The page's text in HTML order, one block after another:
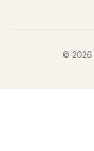
© 2026